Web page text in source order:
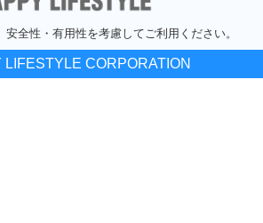
全性・有用性を考慮してご利用ください。
CORPORATION